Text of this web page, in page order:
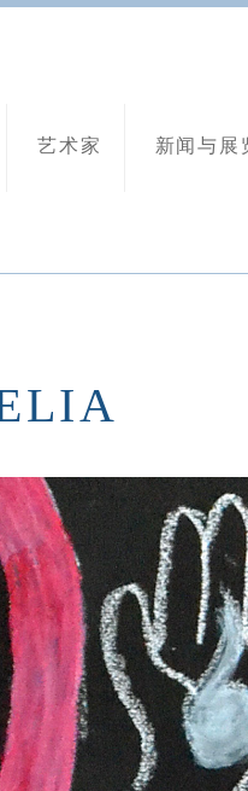
艺术家 新闻与展